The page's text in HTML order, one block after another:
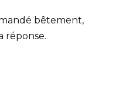
bêtement,
réponse.